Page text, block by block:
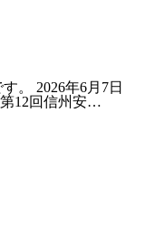
。 2026年6月7日
第12回信州安…